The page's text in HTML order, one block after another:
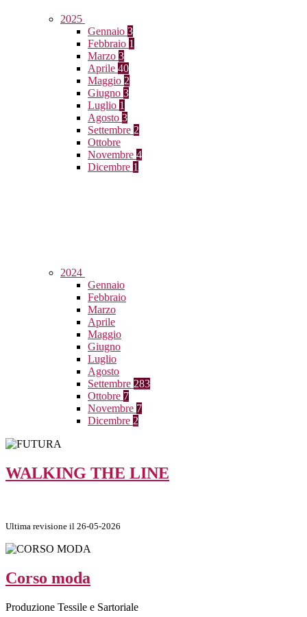
2025
Gennaio 3
Febbraio 1
Marzo 3
Aprile 40
Maggio 2
Giugno 3
Luglio 1
Agosto 3
Settembre 2
Ottobre
Novembre 4
Dicembre 1
2024
Gennaio
Febbraio
Marzo
Aprile
Maggio
Giugno
Luglio
Agosto
Settembre 283
Ottobre 7
Novembre 7
Dicembre 2
WALKING THE LINE
Ultima revisione il 26-05-2026
Corso moda
Produzione Tessile e Sartoriale